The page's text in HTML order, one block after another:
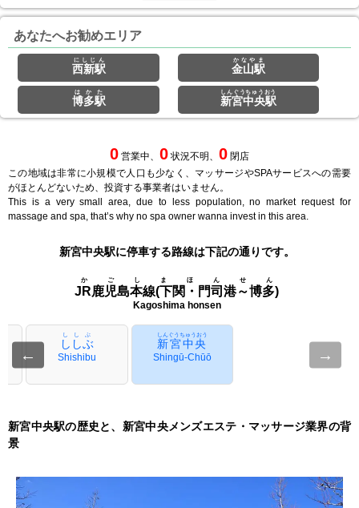
あなたへお勧めエリア
西新駅
にしじん
金山駅
かなやま
博多駅
はかた
新宮中央駅
しんぐうちゅうおう
0 営業中、 0 状況不明、 0 閉店
この地域は非常に小規模で人口も少なく、マッサージやSPAサービスへの需要
がほとんどないため、投資する事業者はいません。
This is a very small area, due to less population, no market request for
massage and spa, that’s why no spa owner wanna invest in this area.
新宮中央駅に停車する路線は下記の通りです。
JR鹿児島本線(下関・門司港～博多)
かごしまほんせん
Kagoshima honsen
←
ししぶ
ししぶ
Shishibu
新宮中央
しんぐうちゅうおう
Shingū-Chūō →
新宮中央駅の歴史と、新宮中央メンズエステ・マッサージ業界の背
景